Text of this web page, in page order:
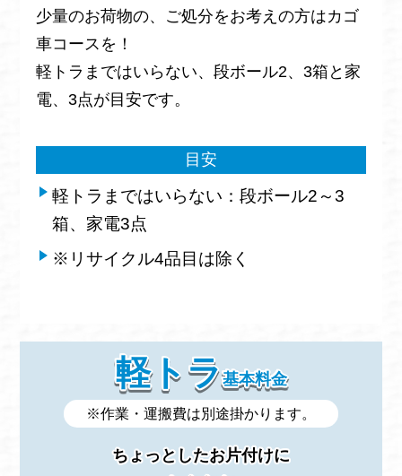
少量のお荷物の、ご処分をお考えの方はカゴ
車コースを！
軽トラまではいらない、段ボール2、3箱と家
電、3点が目安です。
目安
軽トラまではいらない：段ボール2～3
箱、家電3点
※リサイクル4品目は除く
軽トラ基本料金
※作業・運搬費は別途掛かります。
ちょっとしたお片付けに